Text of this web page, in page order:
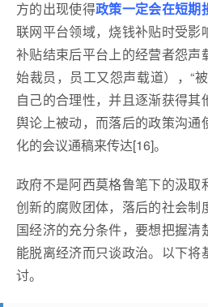
方的出现使得政策一定会在短期
联网平台领域，烧钱补贴时受影
补贴结束后平台上的经营者怨声
始裁员，员工又怨声载道），“
自己的合理性，并且逐渐获得其
舆论上被动，而落后的政策沟通
化的会议通稿来传达[16]。
政府不是阿西莫格鲁笔下的汲取
创新的腐败团体，落后的社会制
国经济的充分条件，要想把握清
能脱离经济而只谈政治。以下将
讨。